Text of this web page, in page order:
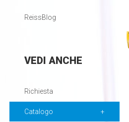
ReissBlog
VEDI ANCHE
Richiesta
Catalogo